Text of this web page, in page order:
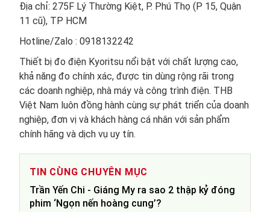
Địa chỉ: 275F Lý Thường Kiệt, P. Phú Thọ (P 15, Quận
11 cũ), TP HCM
Hotline/Zalo : 0918132242
Thiết bị đo điện Kyoritsu nổi bật với chất lượng cao,
khả năng đo chính xác, được tin dùng rộng rãi trong
các doanh nghiệp, nhà máy và công trình điện. THB
Việt Nam luôn đồng hành cùng sự phát triển của doanh
nghiệp, đơn vị và khách hàng cá nhân với sản phẩm
chính hãng và dịch vụ uy tín.
TIN CÙNG CHUYÊN MỤC
Trần Yến Chi - Giáng My ra sao 2 thập kỷ đóng
phim ‘Ngọn nến hoàng cung’?